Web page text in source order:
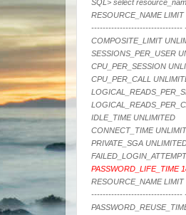
SQL> select
RESOURCE_NAME LIMIT
--------------------------------
COMPOSITE_LIMIT
SESSIONS_PER_USER
CPU_PER_SESSION
CPU_PER_CALL
IDLE_TIME UNLIMITED
CONNECT_TIME
PRIVATE_SGA
PASSWORD_LIFE_TIME
RESOURCE_NAME LIMIT
--------------------------------